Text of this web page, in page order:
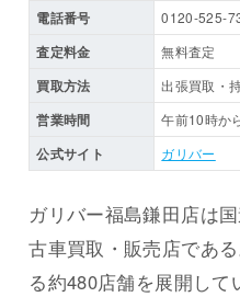
電話番号 0120-525-
査定料金 無料査定
買取方法 出張買取・
営業時間 午前10時か
公式サイト ガリバー
ガリバー福島鎌田店は
古車買取・販売店であ
る約480店舗を展開し